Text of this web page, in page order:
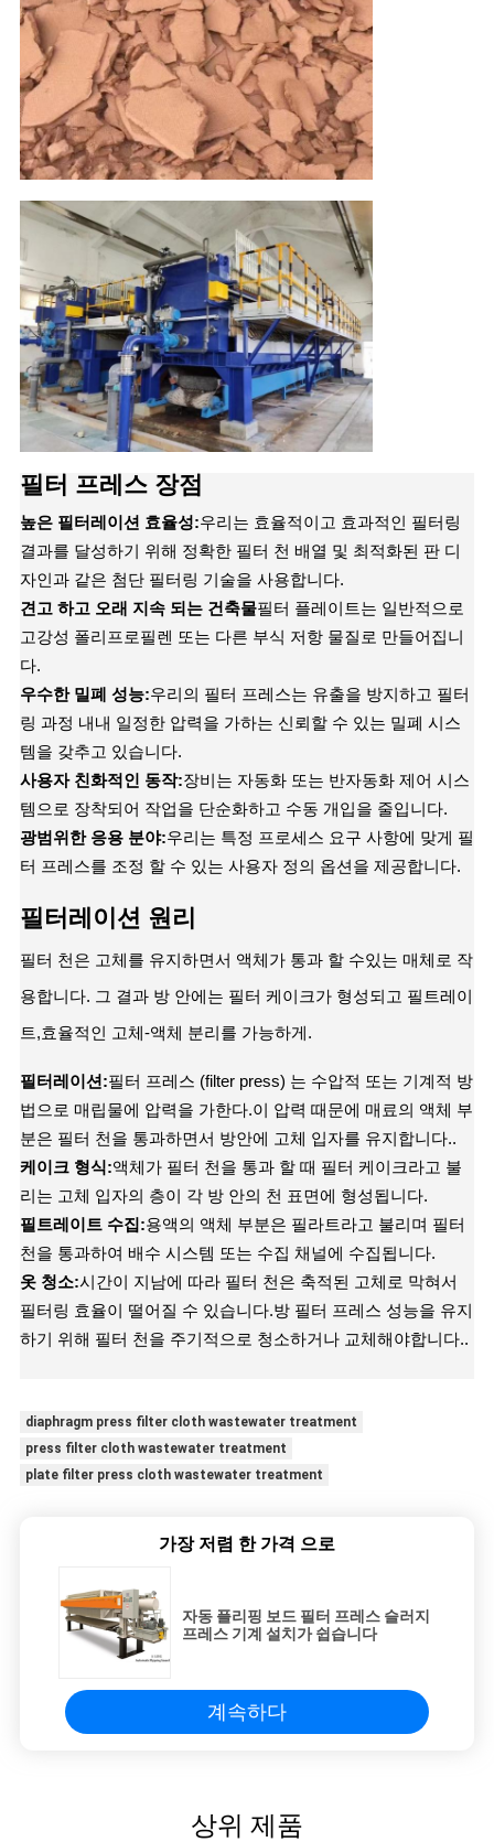
필터 프레스 장점
높은 필터레이션 효율성:우리는 효율적이고 효과적인 필터링
결과를 달성하기 위해 정확한 필터 천 배열 및 최적화된 판 디
자인과 같은 첨단 필터링 기술을 사용합니다.
견고 하고 오래 지속 되는 건축물필터 플레이트는 일반적으로
고강성 폴리프로필렌 또는 다른 부식 저항 물질로 만들어집니
다.
우수한 밀폐 성능:우리의 필터 프레스는 유출을 방지하고 필터
링 과정 내내 일정한 압력을 가하는 신뢰할 수 있는 밀폐 시스
템을 갖추고 있습니다.
사용자 친화적인 동작:장비는 자동화 또는 반자동화 제어 시스
템으로 장착되어 작업을 단순화하고 수동 개입을 줄입니다.
광범위한 응용 분야:우리는 특정 프로세스 요구 사항에 맞게 필
터 프레스를 조정 할 수 있는 사용자 정의 옵션을 제공합니다.
필터레이션 원리
필터 천은 고체를 유지하면서 액체가 통과 할 수있는 매체로 작
용합니다. 그 결과 방 안에는 필터 케이크가 형성되고 필트레이
트,효율적인 고체-액체 분리를 가능하게.
필터레이션:필터 프레스 (filter press) 는 수압적 또는 기계적 방
법으로 매립물에 압력을 가한다.이 압력 때문에 매료의 액체 부
분은 필터 천을 통과하면서 방안에 고체 입자를 유지합니다..
케이크 형식:액체가 필터 천을 통과 할 때 필터 케이크라고 불
리는 고체 입자의 층이 각 방 안의 천 표면에 형성됩니다.
필트레이트 수집:용액의 액체 부분은 필라트라고 불리며 필터
천을 통과하여 배수 시스템 또는 수집 채널에 수집됩니다.
옷 청소:시간이 지남에 따라 필터 천은 축적된 고체로 막혀서
필터링 효율이 떨어질 수 있습니다.방 필터 프레스 성능을 유지
하기 위해 필터 천을 주기적으로 청소하거나 교체해야합니다..
diaphragm press filter cloth wastewater treatment
press filter cloth wastewater treatment
plate filter press cloth wastewater treatment
가장 저렴 한 가격 으로
자동 플리핑 보드 필터 프레스 슬러지
프레스 기계 설치가 쉽습니다
계속하다
상위 제품